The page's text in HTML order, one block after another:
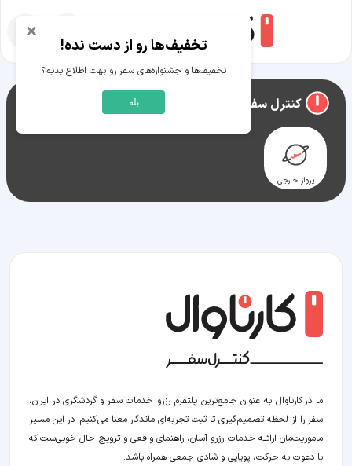
راهنمای سفر به دارالسلام کنترل سفر دارالسلام
پرواز خارجی
ما در کارناوال به عنوان جامع‌ترین پلتفرم رزرو خدمات سفر و گردشگری در ایران،
سفر را از لحظه‌ تصمیم‌گیری تا ثبت تجربه‌ای ماندگار معنا می‌کنیم؛ در این مسیر‍
ماموریت‌مان اراﺋــﻪ خدمات رزرو آسان، راهنمای واقعی و ترویج حال خوبی‌ست که
با دعوت به حرکت، پویایی و شادی جمعی همراه باشد.
×
تخفیف‌ها رو از دست نده!
تخفیف‌ها و جشنواره‌های سفر رو بهت اطلاع بدیم؟
بله